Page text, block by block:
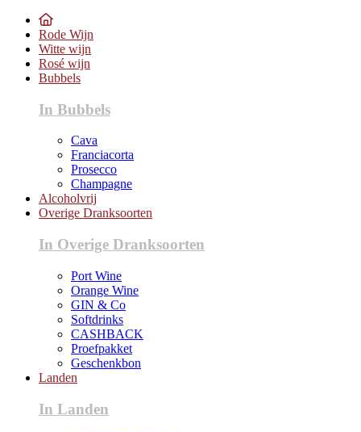
Rode Wijn
Witte wijn
Rosé wijn
Bubbels
In Bubbels
Cava
Franciacorta
Prosecco
Champagne
Alcoholvrij
Overige Dranksoorten
In Overige Dranksoorten
Port Wine
Orange Wine
GIN & Co
Softdrinks
CASHBACK
Proefpakket
Geschenkbon
Landen
In Landen